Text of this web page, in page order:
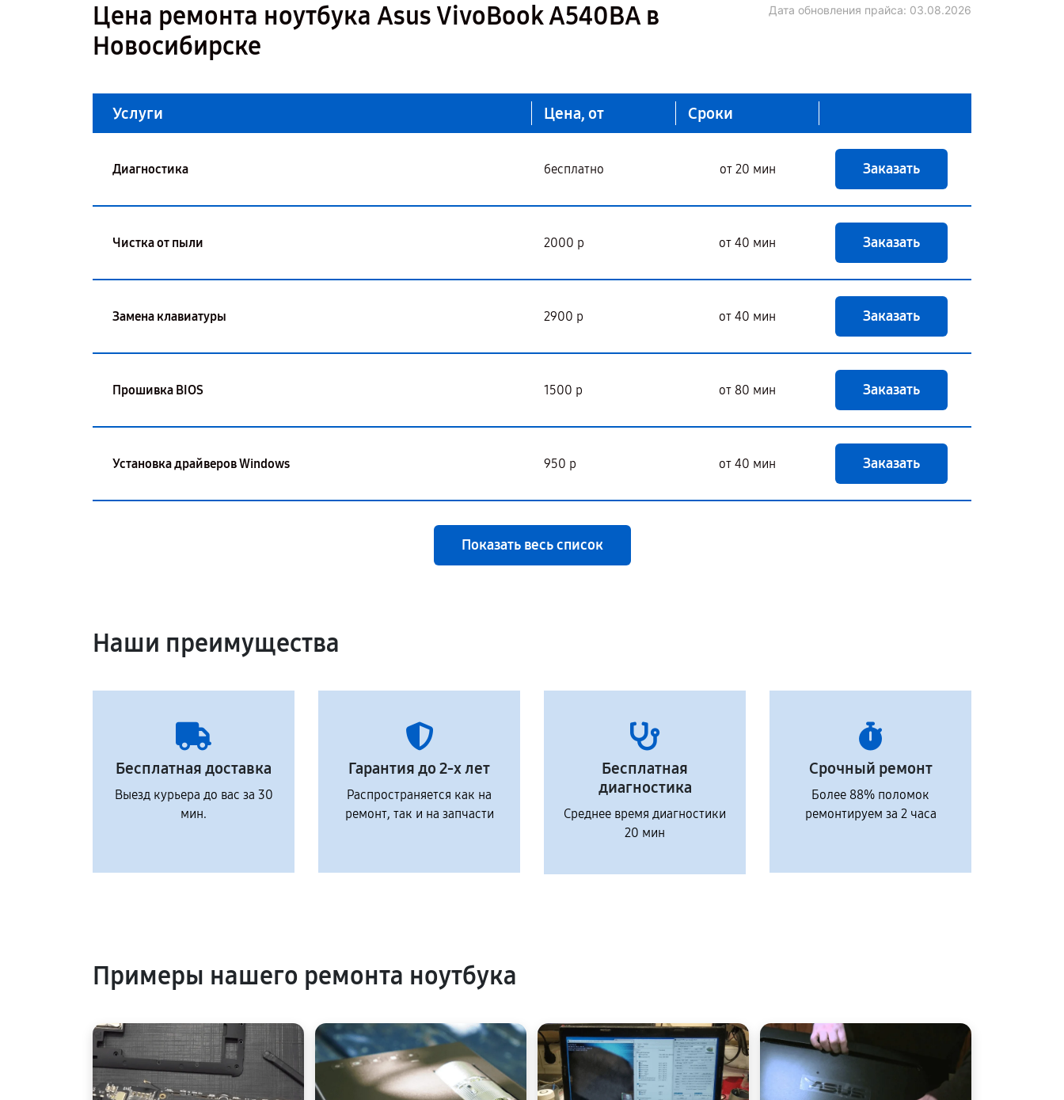
Цена ремонта ноутбука Asus VivoBook A540BA в
Новосибирске
Дата обновления прайса: 03.08.2026
Услуги Цена, от Сроки
Диагностика бесплатно от 20 мин Заказать
Чистка от пыли 2000 р от 40 мин Заказать
Замена клавиатуры 2900 р от 40 мин Заказать
Прошивка BIOS 1500 р от 80 мин Заказать
Установка драйверов Windows 950 р от 40 мин Заказать
Показать весь список
Наши преимущества
Бесплатная доставка
Выезд курьера до вас за 30
мин.
Гарантия до 2-х лет
Распространяется как на
ремонт, так и на запчасти
Бесплатная
диагностика
Среднее время диагностики
20 мин
Срочный ремонт
Более 88% поломок
ремонтируем за 2 часа
Примеры нашего ремонта ноутбука